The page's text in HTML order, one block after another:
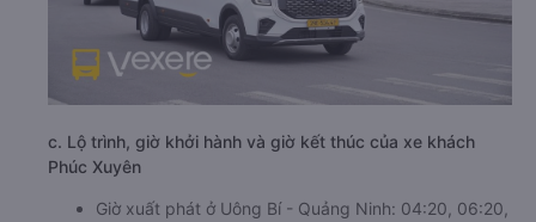
c. Lộ trình, giờ khởi hành và giờ kết thúc của xe khách
Phúc Xuyên
Giờ xuất phát ở Uông Bí - Quảng Ninh: 04:20, 06:20,